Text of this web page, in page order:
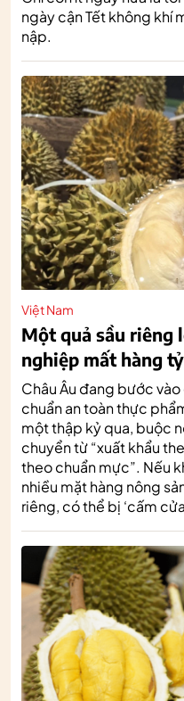
ngày cận Tết không khí
nập.
Việt Nam
Một quả sầu riêng
nghiệp mất hàng
Châu Âu đang bước
chuẩn an toàn thực
một thập kỷ qua, buộc
chuyển từ “xuất khẩu
theo chuẩn mực”. Nếu
nhiều mặt hàng nông
riêng, có thể bị ‘cấm